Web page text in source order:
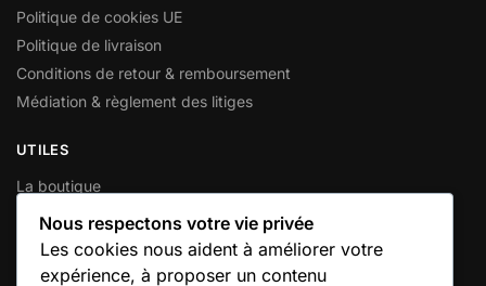
Politique de cookies UE
Politique de livraison
Conditions de retour & remboursement
Médiation & règlement des litiges
UTILES
La boutique
Mon compte
Votre panier
Contactez-nous
Nous respectons votre vie privée
Les cookies nous aident à améliorer votre
expérience, à proposer un contenu